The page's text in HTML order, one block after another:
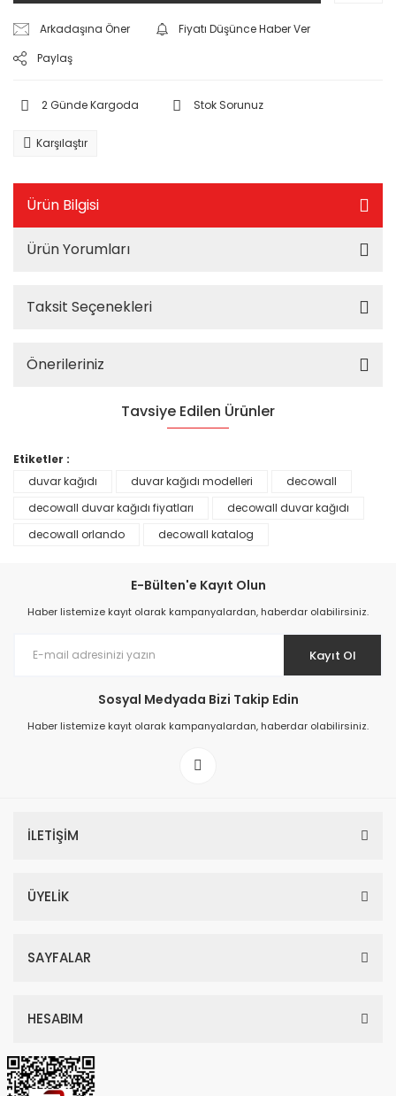
Arkadaşına Öner
Fiyatı Düşünce Haber Ver
Paylaş
2 Günde Kargoda Stok Sorunuz
Karşılaştır
Ürün Bilgisi
Ürün Yorumları
Taksit Seçenekleri
Önerileriniz
Tavsiye Edilen Ürünler
Prime ArtDECO Duvar Kağıdı Tutkalı 500 gr
149,00 TL
Etiketler :
duvar kağıdı
duvar kağıdı modelleri
decowall
decowall duvar kağıdı fiyatları
decowall duvar kağıdı
decowall orlando
decowall katalog
E-Bülten'e Kayıt Olun
Haber listemize kayıt olarak kampanyalardan, haberdar olabilirsiniz.
Kayıt Ol
Sosyal Medyada Bizi Takip Edin
Haber listemize kayıt olarak kampanyalardan, haberdar olabilirsiniz.
İLETİŞİM
ÜYELİK
SAYFALAR
HESABIM